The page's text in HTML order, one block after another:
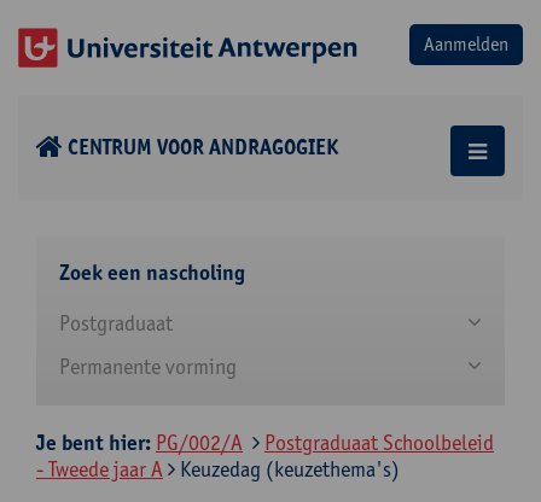
CENTRUM VOOR ANDRAGOGIEK
Zoek een nascholing
Postgraduaat
Permanente vorming
Je bent hier: PG/002/A
Postgraduaat Schoolbeleid
- Tweede jaar A
Keuzedag (keuzethema's)